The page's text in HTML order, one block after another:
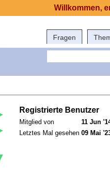
Fragen
Registrierte Benutzer
Mitglied von
11 Jun
Letztes Mal gesehen 09 Mai
Willkommen,